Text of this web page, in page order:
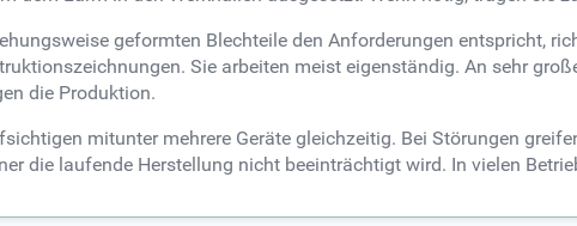
geformten Blechteile den Anforderungen entspricht,
Sie arbeiten meist eigenständig. An sehr
die Produktion.
mitunter mehrere Geräte gleichzeitig. Bei Störungen
die laufende Herstellung nicht beeinträchtigt wird. In vielen